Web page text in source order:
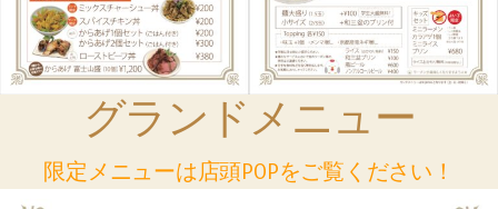
グランドメニュー
限定メニューは店頭POPをご覧ください！